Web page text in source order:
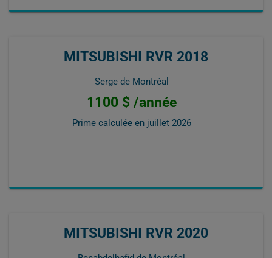
MITSUBISHI RVR 2018
Serge de Montréal
1100 $ /année
Prime calculée en juillet 2026
MITSUBISHI RVR 2020